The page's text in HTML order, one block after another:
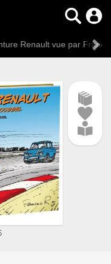
Renault vue par